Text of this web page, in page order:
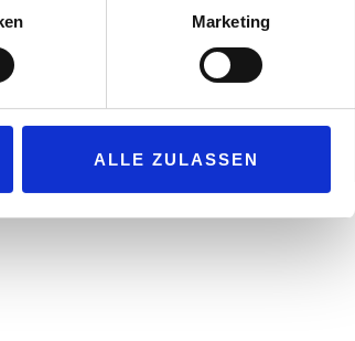
Marketing
ALLE ZULASSEN